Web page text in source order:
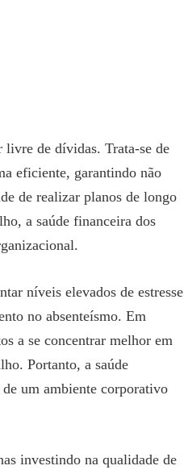
livre de dívidas. Trata-se de
eficiente, garantindo não
de realizar planos de longo
a saúde financeira dos
níveis elevados de estresse
no absenteísmo. Em
a se concentrar melhor em
Portanto, a saúde
um ambiente corporativo
investindo na qualidade de